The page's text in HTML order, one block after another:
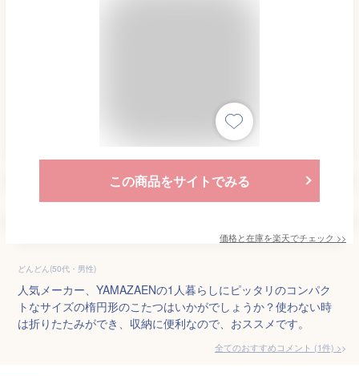
この商品をサイトでみる
価格と在庫を楽天でチェック >>
どんどん(50代・男性)
人気メーカー、YAMAZAENの1人暮らしにピッタリのコンパク
トなサイズの楕円形のこたつはいかがでしょうか？使わない時
は折りたたみができ、収納に便利なので、おススメです。
全てのおすすめコメント (1件) >